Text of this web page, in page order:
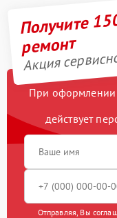
Получите
ремонт
Акция
При оформлении
действует
Отправляя, Вы